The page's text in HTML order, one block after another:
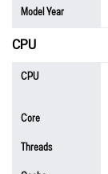
Model Year
CPU
CPU
Core
Threads